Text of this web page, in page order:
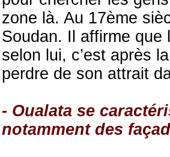
zone là. Au 17ème
Soudan. Il affirme que
selon lui, c’est après
perdre de son attrait
- Oualata se
notamment des